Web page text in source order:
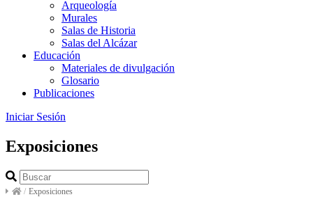
Arqueología
Murales
Salas de Historia
Salas del Alcázar
Educación
Materiales de divulgación
Glosario
Publicaciones
Iniciar Sesión
Exposiciones
/ Exposiciones